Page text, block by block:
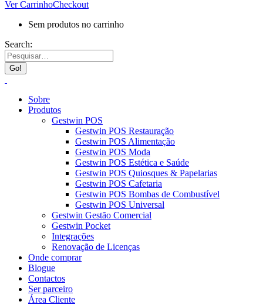
Ver CarrinhoCheckout
Sem produtos no carrinho
Search:
Sobre
Produtos
Gestwin POS
Gestwin POS Restauração
Gestwin POS Alimentação
Gestwin POS Moda
Gestwin POS Estética e Saúde
Gestwin POS Quiosques & Papelarias
Gestwin POS Cafetaria
Gestwin POS Bombas de Combustível
Gestwin POS Universal
Gestwin Gestão Comercial
Gestwin Pocket
Integrações
Renovação de Licenças
Onde comprar
Blogue
Contactos
Ser parceiro
Área Cliente